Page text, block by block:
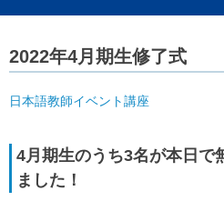
2022年4月期生修了式
日本語教師イベント講座
4月期生のうち3名が本日で
ました！